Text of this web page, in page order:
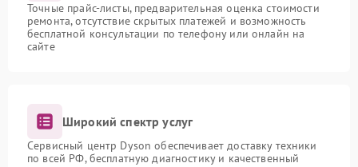
Точные прайс-листы, предварительная оценка стоимости
ремонта, отсутствие скрытых платежей и возможность
бесплатной консультации по телефону или онлайн на
сайте
Широкий спектр услуг
Сервисный центр Dyson обеспечивает доставку техники
по всей РФ, бесплатную диагностику и качественный